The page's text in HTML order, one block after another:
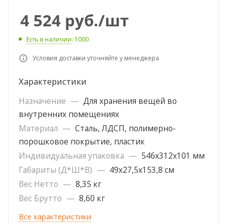
4 524 руб./шт
Есть в наличии: 1000
Условия доставки уточняйте у менеджера
Характеристики
Назначение — Для хранения вещей во
внутренних помещениях
Материал — Сталь, ЛДСП, полимерно-
порошковое покрытие, пластик
Индивидуальная упаковка — 546х312х101 мм
Габариты (Д*Ш*В) — 49х27,5х153,8 см
Вес Нетто — 8,35 кг
Вес Брутто — 8,60 кг
Все характеристики